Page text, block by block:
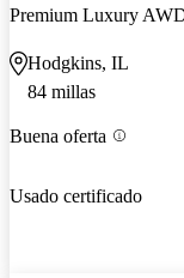
Premium Luxury
Hodgkins, IL
84 millas
Buena oferta
Usado certificado